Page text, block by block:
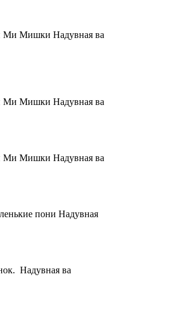
Ми Мишки Надувная ва
Ми Мишки Надувная ва
Ми Мишки Надувная ва
пони Надувная
Надувная ва